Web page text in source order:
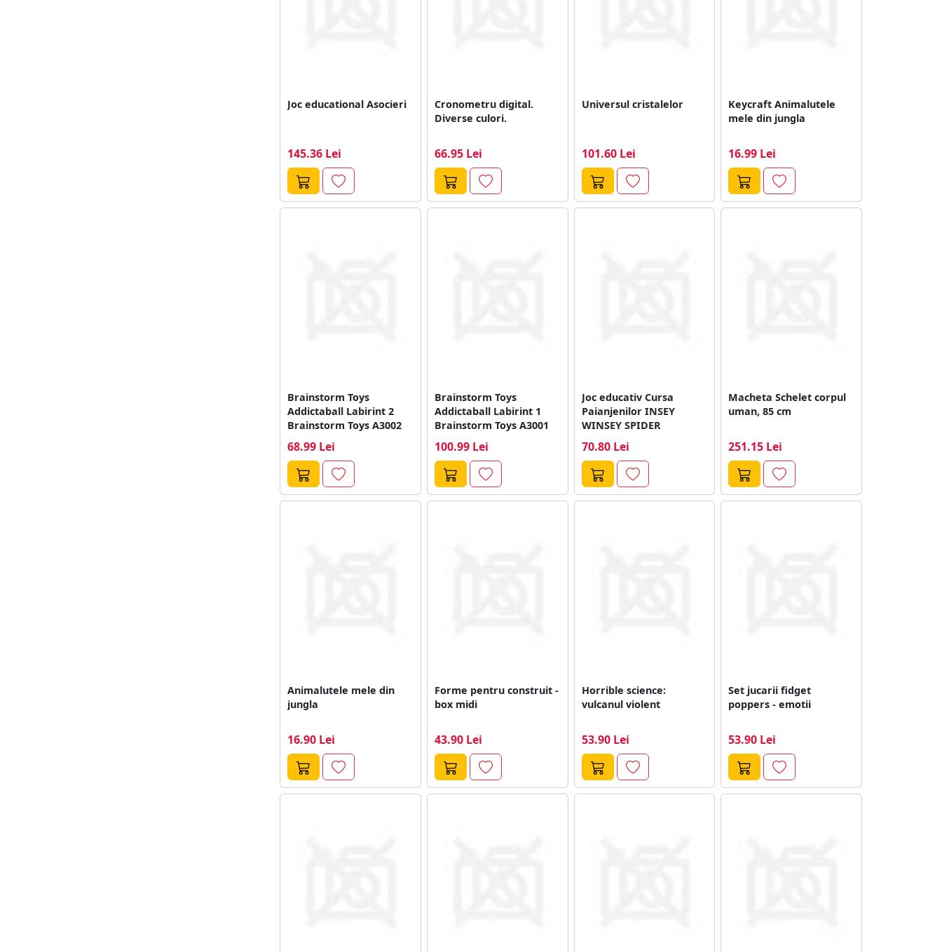
Joc educational Asocieri
145.36 Lei
Cronometru digital.
Diverse culori.
66.95 Lei
Universul cristalelor
101.60 Lei
Keycraft Animalutele
mele din jungla
16.99 Lei
Brainstorm Toys
Addictaball Labirint 2
Brainstorm Toys A3002
68.99 Lei
Brainstorm Toys
Addictaball Labirint 1
Brainstorm Toys A3001
100.99 Lei
Joc educativ Cursa
Paianjenilor INSEY
WINSEY SPIDER
70.80 Lei
Macheta Schelet corpul
uman, 85 cm
251.15 Lei
Animalutele mele din
jungla
16.90 Lei
Forme pentru construit -
box midi
43.90 Lei
Horrible science:
vulcanul violent
53.90 Lei
Set jucarii fidget
poppers - emotii
53.90 Lei